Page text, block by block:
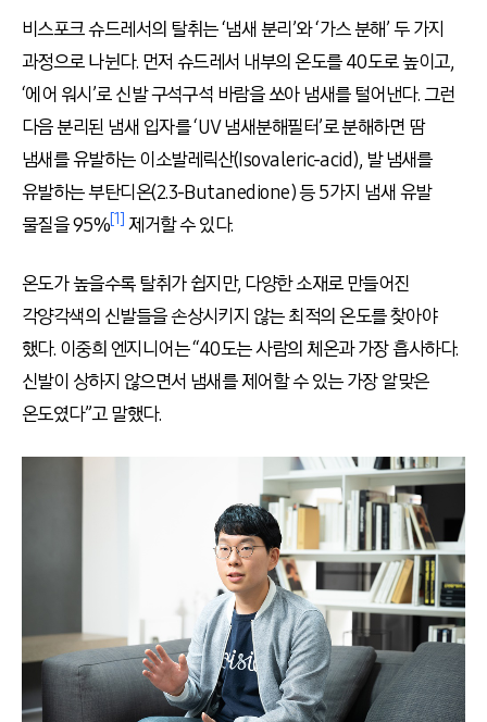
비스포크 슈드레서의 탈취는 ‘냄새 분리’와 ‘가스 분해’ 두 가지
과정으로 나뉜다. 먼저 슈드레서 내부의 온도를 40도로 높이고,
‘에어 워시’로 신발 구석구석 바람을 쏘아 냄새를 털어낸다. 그런
다음 분리된 냄새 입자를 ‘UV 냄새분해필터’로 분해하면 땀
냄새를 유발하는 이소발레릭산(Isovaleric-acid), 발 냄새를
유발하는 부탄디온(2.3-Butanedione) 등 5가지 냄새 유발
물질을 95%[1] 제거할 수 있다.
온도가 높을수록 탈취가 쉽지만, 다양한 소재로 만들어진
각양각색의 신발들을 손상시키지 않는 최적의 온도를 찾아야
했다. 이중희 엔지니어는 “40도는 사람의 체온과 가장 흡사하다.
신발이 상하지 않으면서 냄새를 제어할 수 있는 가장 알맞은
온도였다”고 말했다.